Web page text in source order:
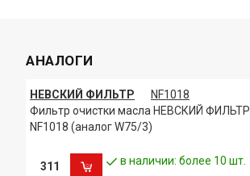
CITROEN 1109.G1
CITROEN MLS000802
DACIA 6001543357
DEUTZ-FAHR 1052175136
FIAT 8200033408
FIAT 73500506
АНАЛОГИ
НЕВСКИЙ ФИЛЬТР
NF1018
Фильтр очистки масла НЕВСКИЙ ФИЛЬТР
NF1018 (аналог W75/3)
311 в наличии: более 10 шт.